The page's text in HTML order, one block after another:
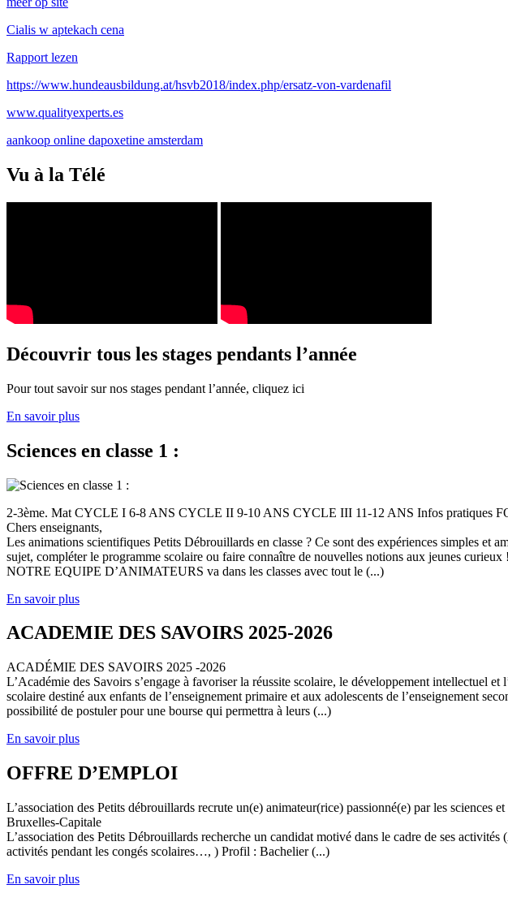
Cialis w aptekach cena
Rapport lezen
https://www.hundeausbildung.at/hsvb2018/index.php/ersatz-von-vardenafil
www.qualityexperts.es
aankoop online dapoxetine amsterdam
Vu à la Télé
Découvrir tous les stages pendants l’année
Pour tout savoir sur nos stages pendant l’année, cliquez ici
En savoir plus
Sciences en classe 1 :
2-3ème. Mat CYCLE I 6-8 ANS CYCLE II 9-10 ANS CYCLE III 11-12 ANS Infos pratiques
Chers enseignants,
Les animations scientifiques Petits Débrouillards en classe ? Ce sont des expériences simples et
sujet, compléter le programme scolaire ou faire connaître de nouvelles notions aux jeunes curieux !
NOTRE EQUIPE D’ANIMATEURS va dans les classes avec tout le (...)
En savoir plus
ACADEMIE DES SAVOIRS 2025-2026
ACADÉMIE DES SAVOIRS 2025 -2026
L’Académie des Savoirs s’engage à favoriser la réussite scolaire, le développement intellectuel
scolaire destiné aux enfants de l’enseignement primaire et aux adolescents de l’enseignement
possibilité de postuler pour une bourse qui permettra à leurs (...)
En savoir plus
OFFRE D’EMPLOI
L’association des Petits débrouillards recrute un(e) animateur(rice) passionné(e) par les
Bruxelles-Capitale
L’association des Petits Débrouillards recherche un candidat motivé dans le cadre de ses
activités pendant les congés scolaires…, ) Profil : Bachelier (...)
En savoir plus